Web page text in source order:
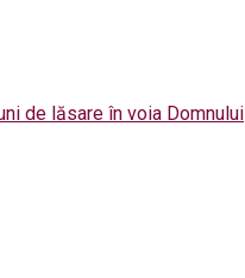
de lăsare în voia Domnului